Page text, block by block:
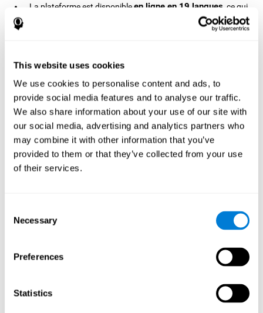
This website uses cookies
We use cookies to personalise content and ads, to
provide social media features and to analyse our traffic.
We also share information about your use of our site with
our social media, advertising and analytics partners who
may combine it with other information that you’ve
provided to them or that they’ve collected from your use
of their services.
Selection
Necessary
Preferences
Statistics
La plateforme est disponibleen ligne en 19 langues , ce qui
accessible pour la majorité de la population
. Nous n'avons besoin que d'un accès à internet et
cognitive à distance.
Le programme de CogniFit est recommandé pour les enfants
à partir de 7 ans. Cette plateforme est toujours efficace